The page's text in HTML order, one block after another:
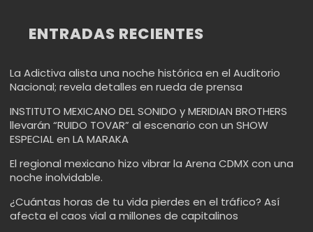
ENTRADAS RECIENTES
La Adictiva alista una noche histórica en el Auditorio
Nacional; revela detalles en rueda de prensa
INSTITUTO MEXICANO DEL SONIDO y MERIDIAN BROTHERS
llevarán “RUIDO TOVAR” al escenario con un SHOW
ESPECIAL en LA MARAKA
El regional mexicano hizo vibrar la Arena CDMX con una
noche inolvidable.
¿Cuántas horas de tu vida pierdes en el tráfico? Así
afecta el caos vial a millones de capitalinos